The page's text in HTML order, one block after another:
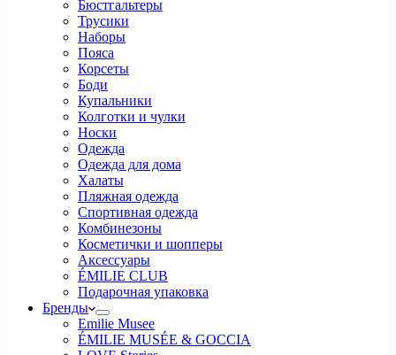
Бюстгальтеры
Трусики
Наборы
Пояса
Корсеты
Боди
Купальники
Колготки и чулки
Носки
Одежда
Одежда для дома
Халаты
Пляжная одежда
Спортивная одежда
Комбинезоны
Косметички и шопперы
Аксессуары
ÉMILIE CLUB
Подарочная упаковка
Бренды
Emilie Musee
ÉMILIE MUSÉE & GOCCIA